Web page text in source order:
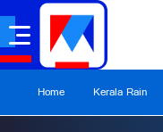
Home Kerala Rain